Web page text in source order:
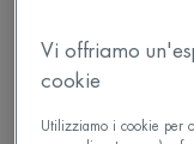
Vi offriamo
cookie
Utilizziamo i cookie per